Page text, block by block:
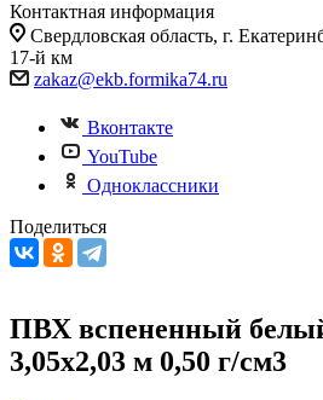
Контактная информация
Свердловская область, г.
17-й км
zakaz@ekb.formika74.ru
Вконтакте
YouTube
Одноклассники
Поделиться
ПВХ вспененный
3,05х2,03 м 0,50 г/см3